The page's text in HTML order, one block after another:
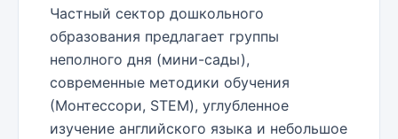
Частный сектор дошкольного
образования предлагает группы
неполного дня (мини-сады),
современные методики обучения
(Монтессори, STEM), углубленное
изучение английского языка и небольшое